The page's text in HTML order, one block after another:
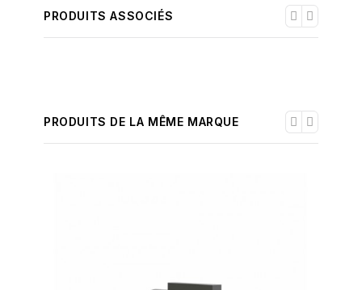
PRODUITS ASSOCIÉS
PRODUITS DE LA MÊME MARQUE